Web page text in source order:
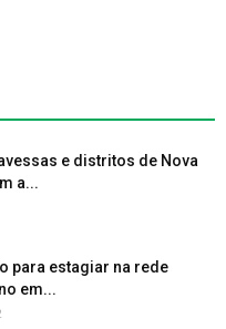
e distritos de Nova
a...
para estagiar na rede
em...